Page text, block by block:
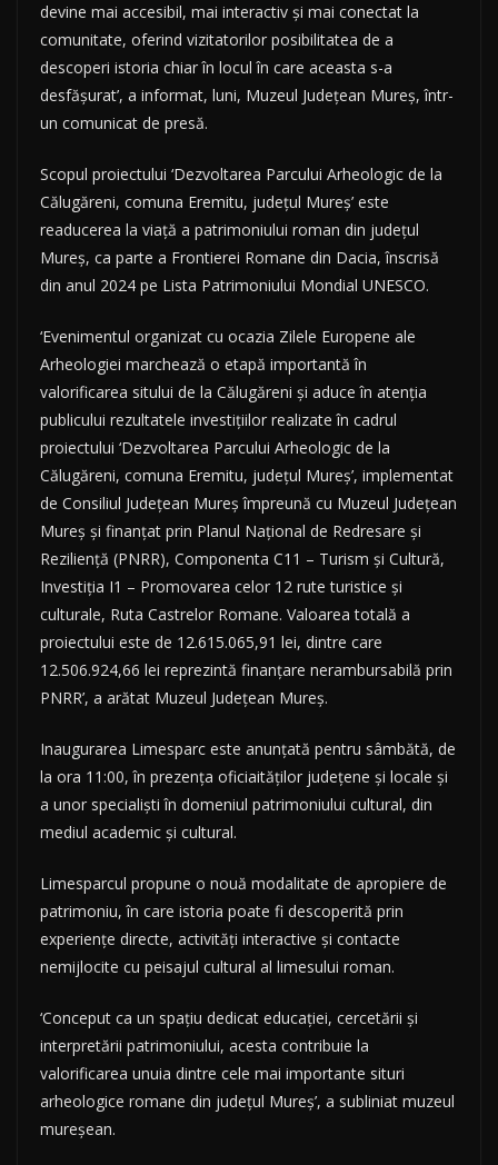
devine mai accesibil, mai interactiv și mai conectat la
comunitate, oferind vizitatorilor posibilitatea de a
descoperi istoria chiar în locul în care aceasta s-a
desfășurat’, a informat, luni, Muzeul Județean Mureș, într-
un comunicat de presă.
Scopul proiectului ‘Dezvoltarea Parcului Arheologic de la
Călugăreni, comuna Eremitu, județul Mureș’ este
readucerea la viață a patrimoniului roman din județul
Mureș, ca parte a Frontierei Romane din Dacia, înscrisă
din anul 2024 pe Lista Patrimoniului Mondial UNESCO.
‘Evenimentul organizat cu ocazia Zilele Europene ale
Arheologiei marchează o etapă importantă în
valorificarea sitului de la Călugăreni și aduce în atenția
publicului rezultatele investițiilor realizate în cadrul
proiectului ‘Dezvoltarea Parcului Arheologic de la
Călugăreni, comuna Eremitu, județul Mureș’, implementat
de Consiliul Județean Mureș împreună cu Muzeul Județean
Mureș și finanțat prin Planul Național de Redresare și
Reziliență (PNRR), Componenta C11 – Turism și Cultură,
Investiția I1 – Promovarea celor 12 rute turistice și
culturale, Ruta Castrelor Romane. Valoarea totală a
proiectului este de 12.615.065,91 lei, dintre care
12.506.924,66 lei reprezintă finanțare nerambursabilă prin
PNRR’, a arătat Muzeul Județean Mureș.
Inaugurarea Limesparc este anunțată pentru sâmbătă, de
la ora 11:00, în prezența oficiaităților județene și locale și
a unor specialiști în domeniul patrimoniului cultural, din
mediul academic și cultural.
Limesparcul propune o nouă modalitate de apropiere de
patrimoniu, în care istoria poate fi descoperită prin
experiențe directe, activități interactive și contacte
nemijlocite cu peisajul cultural al limesului roman.
‘Conceput ca un spațiu dedicat educației, cercetării și
interpretării patrimoniului, acesta contribuie la
valorificarea unuia dintre cele mai importante situri
arheologice romane din județul Mureș’, a subliniat muzeul
mureșean.